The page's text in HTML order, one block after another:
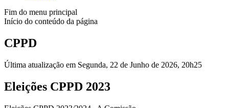
Fim do menu principal
Início do conteúdo da página
CPPD
Última atualização em Segunda, 22 de Junho de 2026, 20h25
Eleições CPPD 2023